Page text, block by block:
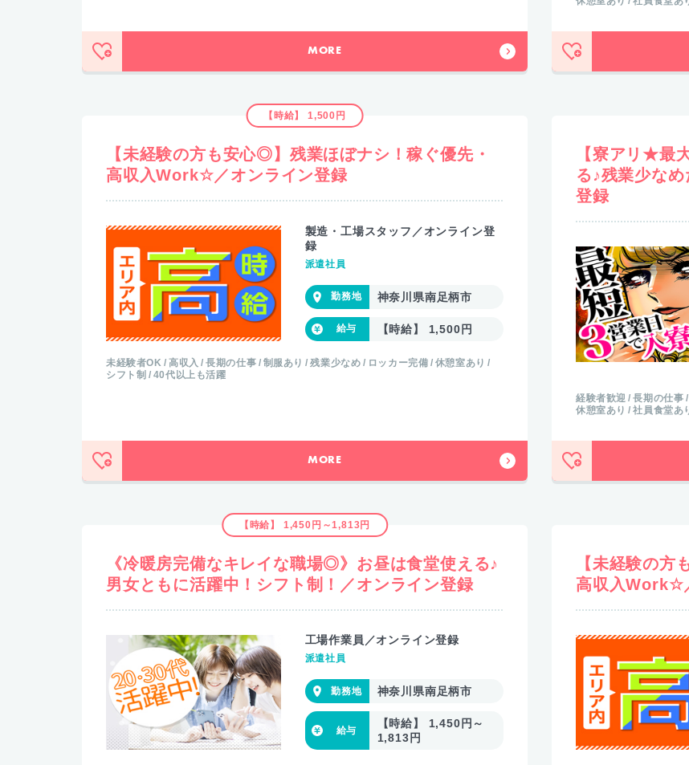
MORE
【時給】 1,500円
【未経験の方も安心◎】残業ほぼナシ！稼ぐ優先・
高収入Work☆／オンライン登録
製造・工場スタッフ／オンライン登
録
派遣社員
神奈川県南足柄市
【時給】 1,500円
未経験者OK 高収入 長期の仕事 制服あり 残業少なめ ロッカー完備
休憩室あり
シフト制
40代以上も活躍
MORE
【寮アリ★最
る♪残業少な
登録
経験者歓迎 長期の仕事
休憩室あり
社員食堂あ
【時給】 1,450円～1,813円
《冷暖房完備なキレイな職場◎》お昼は食堂使える♪
男女ともに活躍中！シフト制！／オンライン登録
工場作業員／オンライン登録
派遣社員
神奈川県南足柄市
【時給】 1,450円～
1,813円
【未経験の方
高収入Work☆